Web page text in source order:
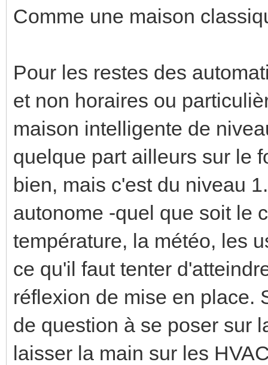
Comme une maison
Pour les restes des
et non horaires ou
maison intelligente de
quelque part ailleurs sur le
bien, mais c'est du niveau
autonome -quel que soit le
température, la météo, les
ce qu'il faut tenter
réflexion de mise en place.
de question à se poser sur
laisser la main sur les